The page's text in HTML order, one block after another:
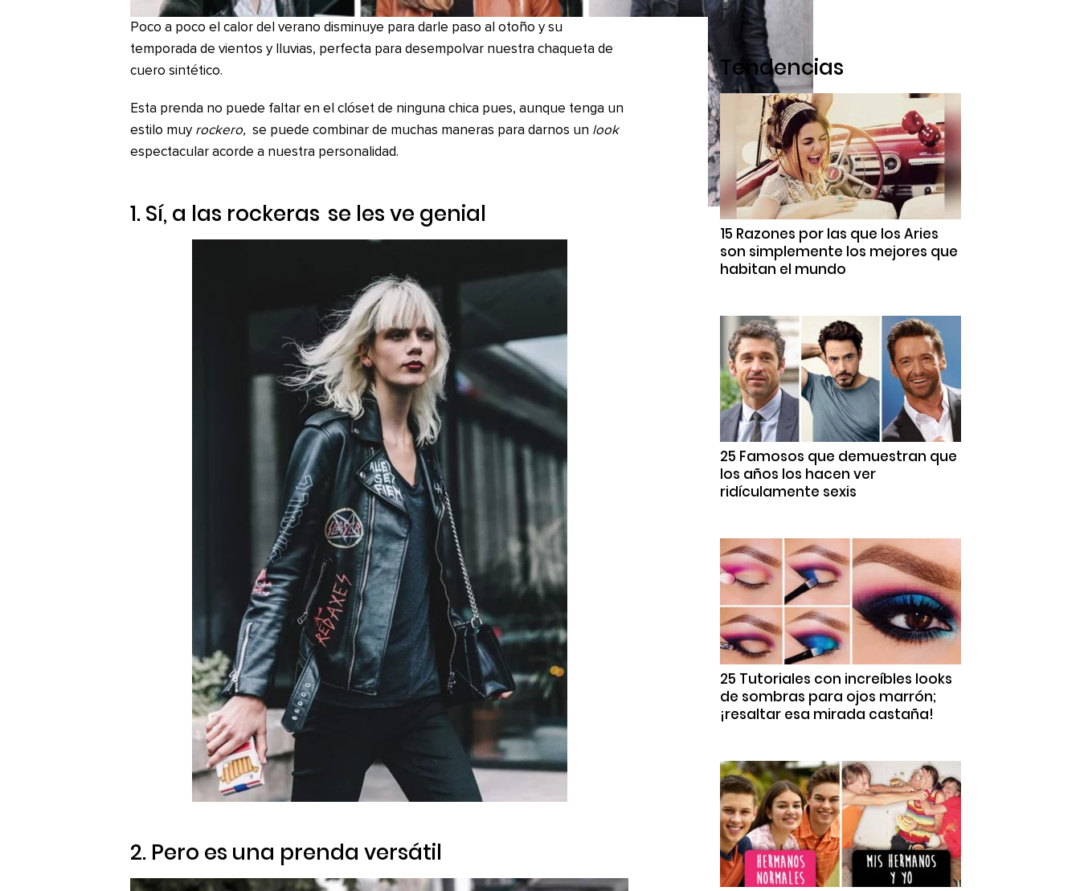
Poco a poco el calor del verano disminuye para darle paso al otoño y su
temporada de vientos y lluvias, perfecta para desempolvar nuestra chaqueta de
cuero sintético.
Esta prenda no puede faltar en el clóset de ninguna chica pues, aunque tenga un
estilo muy rockero, se puede combinar de muchas maneras para darnos un look
espectacular acorde a nuestra personalidad.
1. Sí, a las rockeras se les ve genial
2. Pero es una prenda versátil
Tendencias
15 Razones por las que los Aries
son simplemente los mejores que
habitan el mundo
25 Famosos que demuestran que
los años los hacen ver
ridículamente sexis
25 Tutoriales con increíbles looks
de sombras para ojos marrón;
¡resaltar esa mirada castaña!